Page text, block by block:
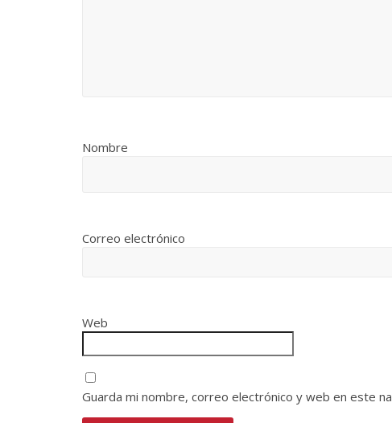
Nombre
Correo electrónico
Web
Guarda mi nombre, correo electrónico y web en este